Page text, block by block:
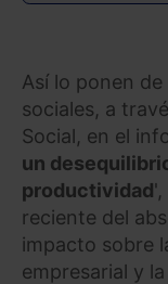
Así lo ponen
sociales, a
Social, en el
un
productividad
reciente del
impacto sobre
empresarial y